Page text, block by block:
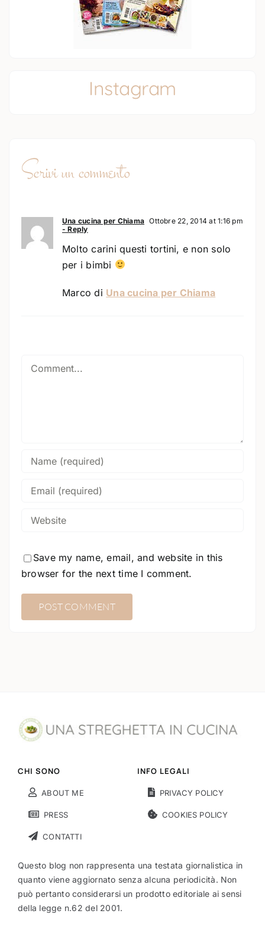
Instagram
Scrivi un commento
Una cucina per Chiama Ottobre 22, 2014 at 1:16 pm
- Reply
Molto carini questi tortini, e non solo
per i bimbi
Marco di Una cucina per Chiama
Save my name, email, and website in this
browser for the next time I comment.
CHI SONO
ABOUT ME
PRESS
CONTATTI
INFO LEGALI
PRIVACY POLICY
COOKIES POLICY
Questo blog non rappresenta una testata giornalistica in
quanto viene aggiornato senza alcuna periodicità. Non
può pertanto considerarsi un prodotto editoriale ai sensi
della legge n.62 del 2001.